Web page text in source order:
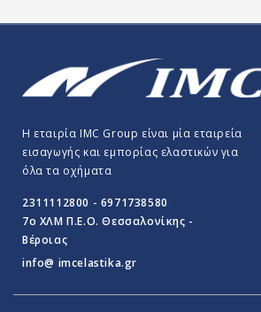
Η εταιρία IMC Group είναι μία εταιρεία
εισαγωγής και εμπορίας ελαστικών για
όλα τα οχήματα
2311112800 - 6971738580
7o ΧΛΜ Π.E.O. Θεσσαλονίκης -
Βέροιας
info@ imcelastika.gr